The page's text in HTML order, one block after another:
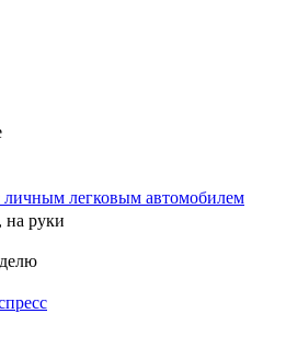
личным легковым автомобилем
на руки